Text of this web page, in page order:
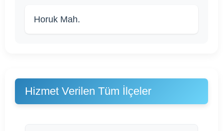
Horuk Mah.
Hizmet Verilen Tüm İlçeler